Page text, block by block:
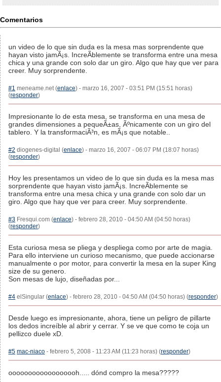
Comentarios
un video de lo que sin duda es la mesa mas sorprendente que
hayan visto jamÃ¡s. IncreÃ­blemente se transforma entre una mesa
chica y una grande con solo dar un giro. Algo que hay que ver para
creer. Muy sorprendente.
#1 meneame.net (enlace) - marzo 16, 2007 - 03:51 PM (15:51 horas)
(responder)
Impresionante lo de esta mesa, se transforma en una mesa de
grandes dimensiones a pequeÃ±as, Ãºnicamente con un giro del
tablero. Y la transformaciÃ³n, es mÃ¡s que notable..
#2 diogenes-digital (enlace) - marzo 16, 2007 - 06:07 PM (18:07 horas)
(responder)
Hoy les presentamos un video de lo que sin duda es la mesa mas
sorprendente que hayan visto jamÃ¡s. IncreÃ­blemente se
transforma entre una mesa chica y una grande con solo dar un
giro. Algo que hay que ver para creer. Muy sorprendente.
#3 Fresqui.com (enlace) - febrero 28, 2010 - 04:50 AM (04:50 horas)
(responder)
Esta curiosa mesa se pliega y despliega como por arte de magia.
Para ello interviene un curioso mecanismo, que puede accionarse
manualmente o por motor, para convertir la mesa en la super King
size de su genero.
Son mesas de lujo, diseñadas por...
#4 elSingular (enlace) - febrero 28, 2010 - 04:50 AM (04:50 horas) (responder)
Desde luego es impresionante, ahora, tiene un peligro de pillarte
los dedos increíble al abrir y cerrar. Y se ve que como te coja un
pellizco duele xD.
#5 mac-niaco - febrero 5, 2008 - 11:23 AM (11:23 horas) (responder)
oooooooooooooooooh..... dónd compro la mesa?????